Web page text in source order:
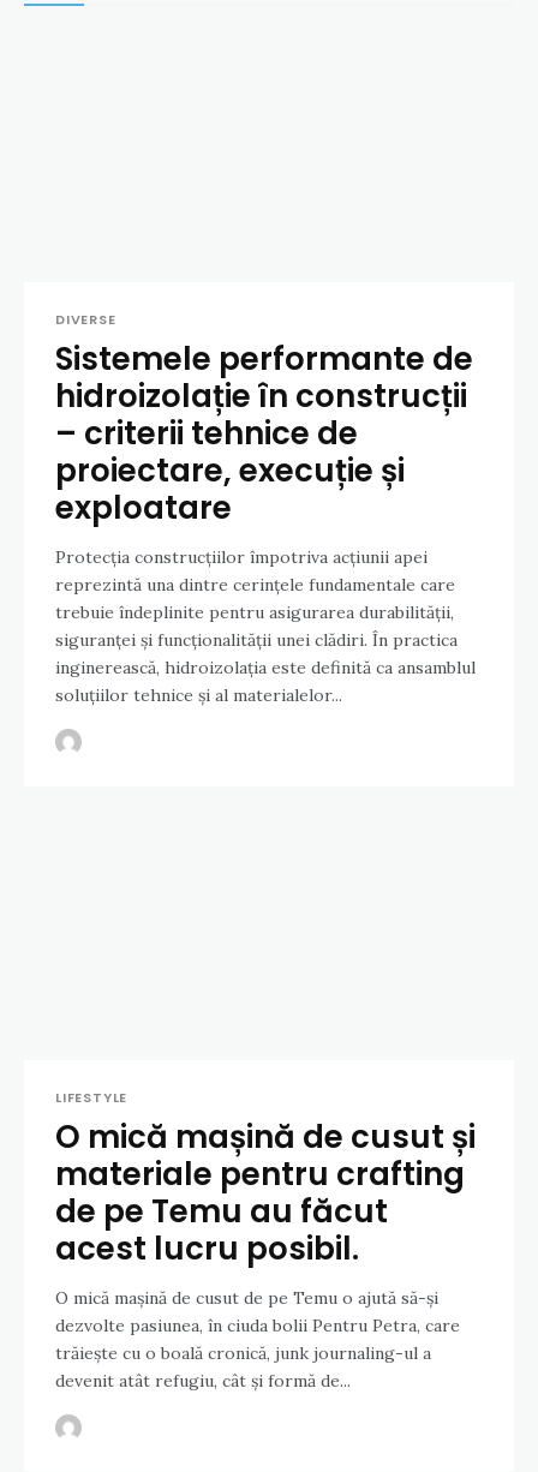
DIVERSE
Sistemele performante de
hidroizolație în construcții
– criterii tehnice de
proiectare, execuție și
exploatare
Protecția construcțiilor împotriva acțiunii apei
reprezintă una dintre cerințele fundamentale care
trebuie îndeplinite pentru asigurarea durabilității,
siguranței și funcționalității unei clădiri. În practica
inginerească, hidroizolația este definită ca ansamblul
soluțiilor tehnice și al materialelor...
LIFESTYLE
O mică mașină de cusut și
materiale pentru crafting
de pe Temu au făcut
acest lucru posibil.
O mică mașină de cusut de pe Temu o ajută să-și
dezvolte pasiunea, în ciuda bolii Pentru Petra, care
trăiește cu o boală cronică, junk journaling-ul a
devenit atât refugiu, cât și formă de...